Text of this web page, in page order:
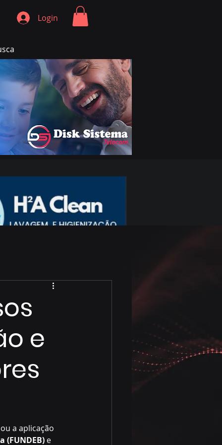
Login
e
a aplicação
(FUNDEB) e